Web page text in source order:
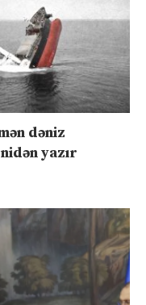
dəniz
yazır